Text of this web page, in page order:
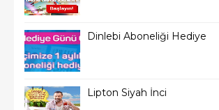
Dinlebi Aboneliği Hediye
Lipton Siyah İnci